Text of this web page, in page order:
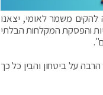
ממשלה להקים משמר לאומי, יצאנו
והפסקת המקלחות הבלתי
על ביטחון והבין כל כך